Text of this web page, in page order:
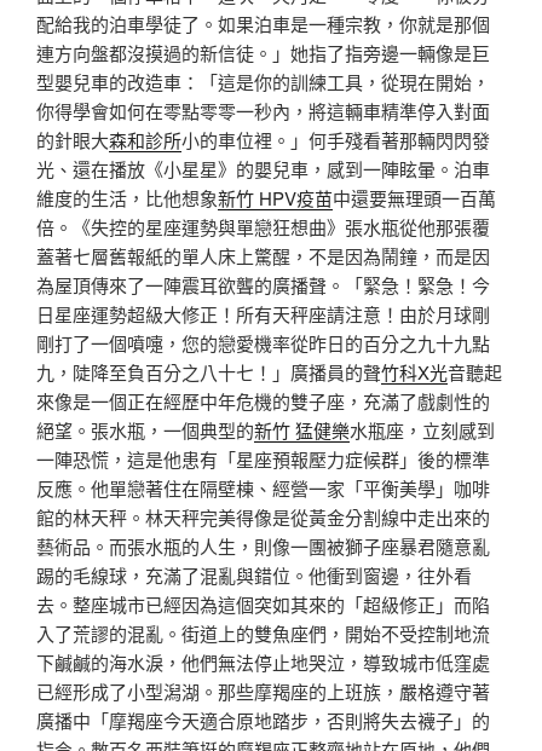
配給我的泊車學徒了。如果泊車是一種宗教，你就是那個
連方向盤都沒摸過的新信徒。」她指了指旁邊一輛像是巨
型嬰兒車的改造車：「這是你的訓練工具，從現在開始，
你得學會如何在零點零零一秒內，將這輛車精準停入對面
的針眼大森和診所小的車位裡。」何手殘看著那輛閃閃發
光、還在播放《小星星》的嬰兒車，感到一陣眩暈。泊車
維度的生活，比他想象新竹 HPV疫苗中還要無理頭一百萬
倍。《失控的星座運勢與單戀狂想曲》張水瓶從他那張覆
蓋著七層舊報紙的單人床上驚醒，不是因為鬧鐘，而是因
為屋頂傳來了一陣震耳欲聾的廣播聲。「緊急！緊急！今
日星座運勢超級大修正！所有天秤座請注意！由於月球剛
剛打了一個噴嚏，您的戀愛機率從昨日的百分之九十九點
九，陡降至負百分之八十七！」廣播員的聲竹科X光音聽起
來像是一個正在經歷中年危機的雙子座，充滿了戲劇性的
絕望。張水瓶，一個典型的新竹 猛健樂水瓶座，立刻感到
一陣恐慌，這是他患有「星座預報壓力症候群」後的標準
反應。他單戀著住在隔壁棟、經營一家「平衡美學」咖啡
館的林天秤。林天秤完美得像是從黃金分割線中走出來的
藝術品。而張水瓶的人生，則像一團被獅子座暴君隨意亂
踢的毛線球，充滿了混亂與錯位。他衝到窗邊，往外看
去。整座城市已經因為這個突如其來的「超級修正」而陷
入了荒謬的混亂。街道上的雙魚座們，開始不受控制地流
下鹹鹹的海水淚，他們無法停止地哭泣，導致城市低窪處
已經形成了小型潟湖。那些摩羯座的上班族，嚴格遵守著
廣播中「摩羯座今天適合原地踏步，否則將失去襪子」的